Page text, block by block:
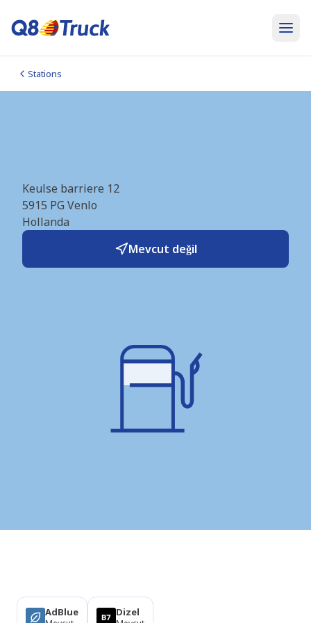
Stations
Keulse barriere 12
5915 PG Venlo
Hollanda
Mevcut değil
AdBlue Dizel